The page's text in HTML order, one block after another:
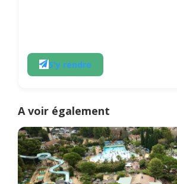
S'y rendre
A voir également